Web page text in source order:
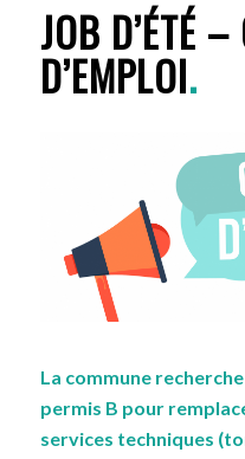
JOB D’ÉTÉ –
D’EMPLOI.
La commune
permis B pour
services techniques